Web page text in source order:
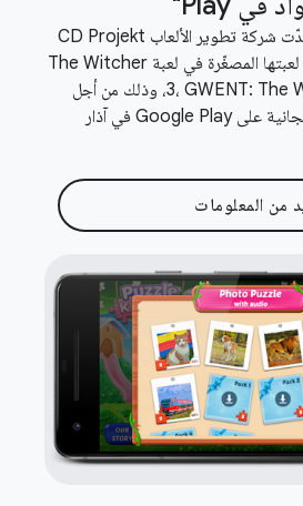
في وارسو في بولندا، أعدّت شركة تطوير الألعاب CD Projekt
RED (CDPR) تصميم لعبتها المصغّرة في لعبة The Witcher
3، GWENT: The Witcher Card Game، وذلك من أجل
إطلاقها كلعبة مستقلة مجانية على Google Play في آذار
من المعلومات